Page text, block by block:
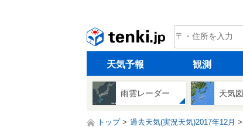
tenki.jp
天気予報 観測
雨雲レーダー 天気図
トップ 過去天気(実況天気)2017年12月